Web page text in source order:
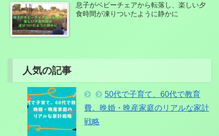
息子がベビーチェアから転落し、楽しい夕
食時間が凍りついたように静かに
人気の記事
50代で子育て、60代で教育
費。晩婚・晩産家庭のリアルな家計
戦略